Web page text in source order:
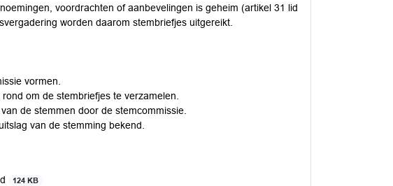
voordrachten of aanbevelingen is geheim (artikel 31 lid
worden daarom stembriefjes uitgereikt.
vormen.
om de stembriefjes te verzamelen.
de stemmen door de stemcommissie.
van de stemming bekend.
124 KB